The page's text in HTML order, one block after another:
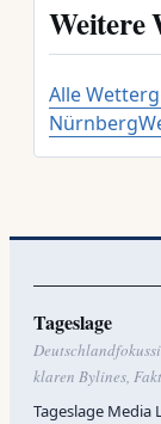
Weitere
Alle
Nürnberg
Tageslage
klaren Bylines,
Tageslage Media